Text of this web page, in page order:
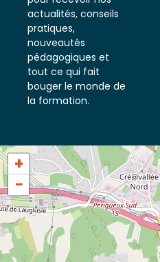
actualités, conseils
pratiques,
nouveautés
pédagogiques et
tout ce qui fait
bouger le monde de
la formation.
+
−